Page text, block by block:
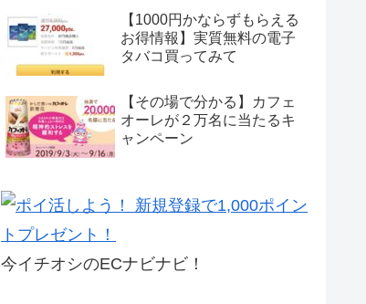
【1000円かならずもらえる
お得情報】実質無料の電子
タバコ買ってみて
【その場で分かる】カフェ
オーレが２万名に当たるキ
ャンペーン
今イチオシのECナビナビ！